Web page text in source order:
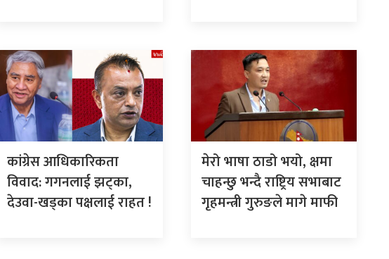
कांग्रेस आधिकारिकता
विवाद: गगनलाई झट्का,
देउवा-खड्का पक्षलाई राहत !
मेरो भाषा ठाडो भयो, क्षमा
चाहन्छु भन्दै राष्ट्रिय सभाबाट
गृहमन्त्री गुरुङले मागे माफी